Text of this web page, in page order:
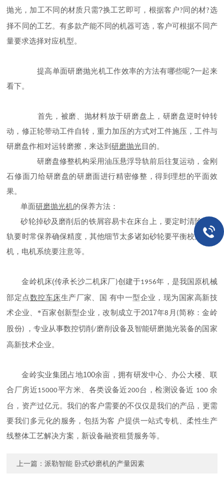
抛光，加工不同的材质只需?换工艺即可，根据客户? 同的材?选
择不同的工艺。有多款产能不同的机器可选，客户可根据不同产
量要求选择对应机型。
提高单面研磨抛光机工作效率的方法有哪些呢?一起来
看下。
首先，被磨、抛材料放于研磨盘上，研磨盘逆时钟转
动，修正轮带动工件自转，重力加压的方式对工件施压，工件与
研磨盘作相对运转磨擦，来达到研磨抛光目的。
研磨盘修整机构采用油压悬浮导轨前后往复运动，金刚
石修面刀给研磨盘的研磨面进行精密修整，得到理想的平面效
果。
单面研磨抛光机的保养方法：
砂轮掉砂及磨削后的铁屑容易卡在床台上，要定时清除。滑
轨要时常保养确保精度，其他细节太多诸如砂轮要平衡校正才上
机，电机系统要注意等。
金岭机床(传承长沙二机床厂)创建于1956年，是我国原机械
部定点数控车床生产厂家、国 有中一型企业，现为国家高新技
术企业、*百家创新型企业，改制成立于2017年8 月 (简称：金岭
股份) ，专业从事数控切削/磨削设备及智能研磨抛光装备的国家
高新技术企业。
金岭实业集团占地100余亩，拥有研发中心、办公大楼、联
合厂房近15000平方米、各类设备近200台，检测设备近 100 余
台，资产过亿元。我们的客户需要的不仅仅是我们的产品，更需
要我们多元化的服务，包括为客 户提供一站式专机、柔性生产
线整体工艺解决方案，新设备融资租赁服务等。
上一篇：派勒智能 卧式砂磨机的产量因素